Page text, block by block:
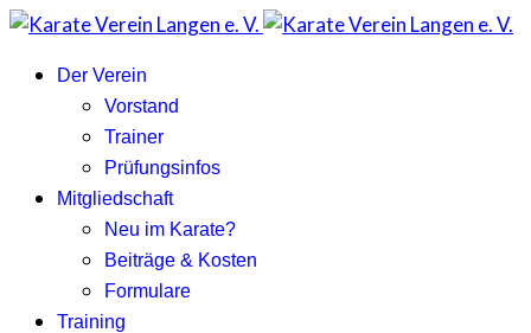
Der Verein
Vorstand
Trainer
Prüfungsinfos
Mitgliedschaft
Neu im Karate?
Beiträge & Kosten
Formulare
Training